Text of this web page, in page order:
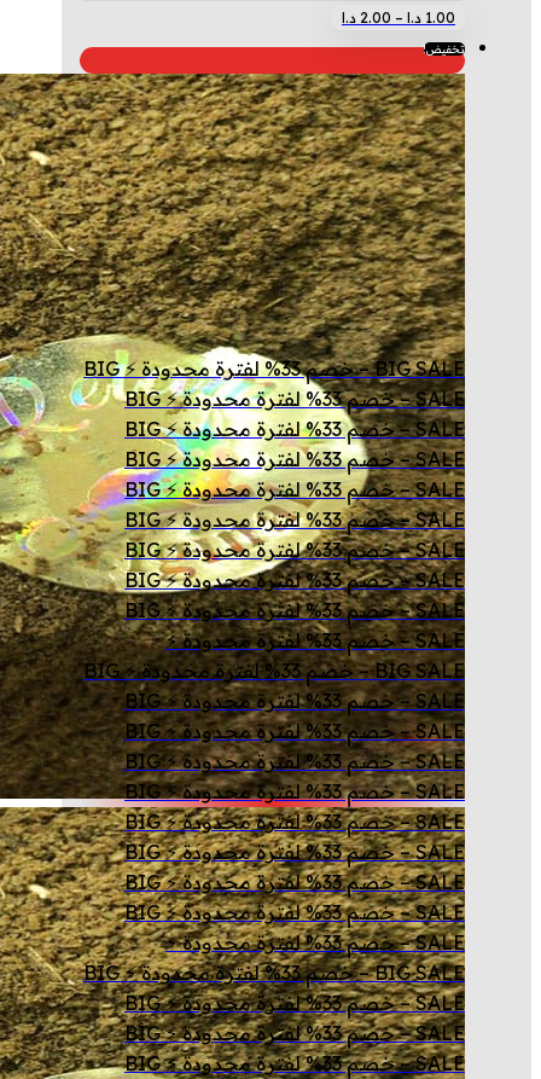
1.00 د.ا –
2.00 د.انطاق
خلال
العديد
من
الأشكال
المختلفة
لهذا
المنتج.
يمكن
اختيار
الخيارات
على
صفحة
المنتج
تخفيض!
BIG SALE – خصم 33% لفترة محدودة ⚡ BIG
SALE – خصم 33% لفترة محدودة ⚡ BIG
SALE – خصم 33% لفترة محدودة ⚡ BIG
SALE – خصم 33% لفترة محدودة ⚡ BIG
SALE – خصم 33% لفترة محدودة ⚡ BIG
SALE – خصم 33% لفترة محدودة ⚡ BIG
SALE – خصم 33% لفترة محدودة ⚡ BIG
SALE – خصم 33% لفترة محدودة ⚡ BIG
SALE – خصم 33% لفترة محدودة ⚡ BIG
SALE – خصم 33% لفترة محدودة ⚡
BIG SALE – خصم 33% لفترة محدودة ⚡ BIG
SALE – خصم 33% لفترة محدودة ⚡ BIG
SALE – خصم 33% لفترة محدودة ⚡ BIG
SALE – خصم 33% لفترة محدودة ⚡ BIG
SALE – خصم 33% لفترة محدودة ⚡ BIG
SALE – خصم 33% لفترة محدودة ⚡ BIG
SALE – خصم 33% لفترة محدودة ⚡ BIG
SALE – خصم 33% لفترة محدودة ⚡ BIG
SALE – خصم 33% لفترة محدودة ⚡ BIG
SALE – خصم 33% لفترة محدودة ⚡
BIG SALE – خصم 33% لفترة محدودة ⚡ BIG
SALE – خصم 33% لفترة محدودة ⚡ BIG
SALE – خصم 33% لفترة محدودة ⚡ BIG
SALE – خصم 33% لفترة محدودة ⚡ BIG